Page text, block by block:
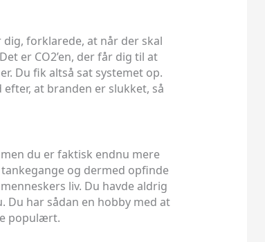
forklarede, at når der skal
er CO2’en, der får dig til at
Du fik altså sat systemet op.
at branden er slukket, så
du er faktisk endnu mere
og dermed opfinde
liv. Du havde aldrig
har sådan en hobby med at
populært.